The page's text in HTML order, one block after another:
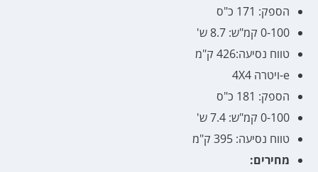
הספק: 171 כ"ס
0-100 קמ"ש: 8.7 ש'
טווח נסיעה:426 ק"מ
e-ויטרה 4X4
הספק: 181 כ"ס
0-100 קמ"ש: 7.4 ש'
טווח נסיעה: 395 ק"מ
מחירים: